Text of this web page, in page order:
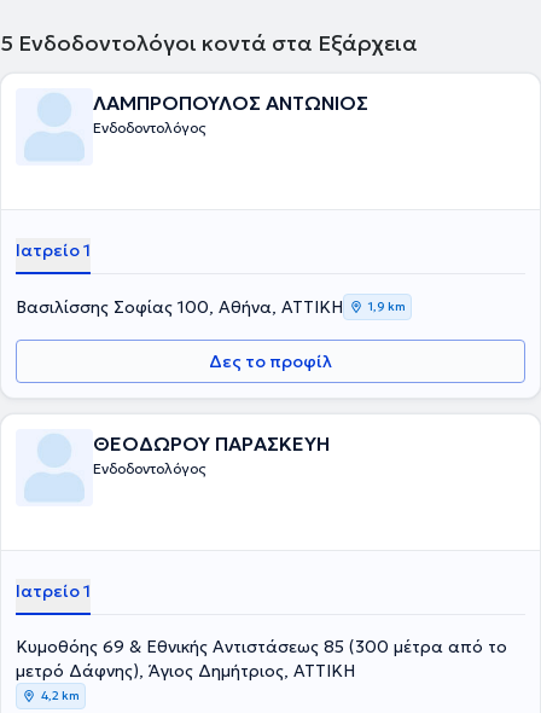
τις εξελίξεις σε αυτό το φάσμα της Οδοντιατρικής.
5 Ενδοδοντολόγοι κοντά στα Εξάρχεια
ΛΑΜΠΡΟΠΟΥΛΟΣ ΑΝΤΩΝΙΟΣ
Ενδοδοντολόγος
Ιατρείο 1
Βασιλίσσης Σοφίας 100, Αθήνα, ΑΤΤΙΚΗ 1,9 km
Δες το προφίλ
ΘΕΟΔΩΡΟΥ ΠΑΡΑΣΚΕΥΗ
Ενδοδοντολόγος
Ιατρείο 1
Κυμοθόης 69 & Εθνικής Αντιστάσεως 85 (300 μέτρα από το
μετρό Δάφνης), Άγιος Δημήτριος, ΑΤΤΙΚΗ
4,2 km